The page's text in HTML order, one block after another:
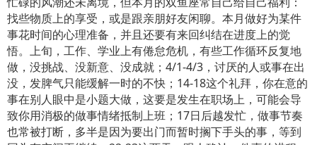
找些物质上的享受，或是跟亲朋好友闲聊。本月做好为某件
事花时间的心理准备，并且还要有来回纠结在进度上的觉
悟。上旬，工作、学业上有倦怠危机，有些工作循环反复地
做，没挑战、没新意、没成就；4/1-4/3，讨厌的人或事在出
没，发脾气只能缓解一时的不快；14-18这个礼拜，你在意的
事在别人眼中是小题大做，这要是发生在职场上，可能会导
致你用消极的做事情绪抵制上班；17日后越发忙，做事节奏
也常被打断，多半是因为要出门而暂时搁下手头的事，等到